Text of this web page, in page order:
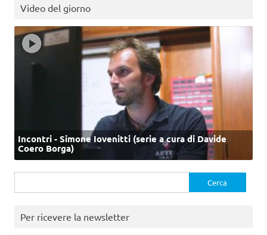
Video del giorno
Incontri - Simone Iovenitti (serie a cura di Davide
Coero Borga)
per:
Per ricevere la newsletter